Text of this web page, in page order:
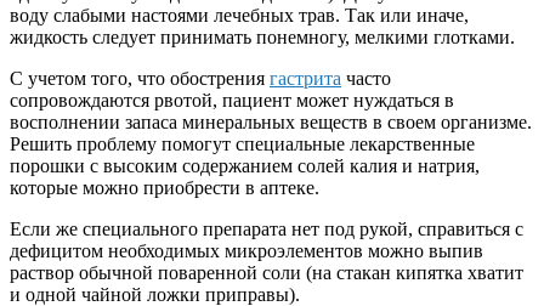
воду слабыми настоями лечебных трав. Так или иначе,
жидкость следует принимать понемногу, мелкими глотками.
С учетом того, что обострения гастрита часто
сопровождаются рвотой, пациент может нуждаться в
восполнении запаса минеральных веществ в своем организме.
Решить проблему помогут специальные лекарственные
порошки с высоким содержанием солей калия и натрия,
которые можно приобрести в аптеке.
Если же специального препарата нет под рукой, справиться с
дефицитом необходимых микроэлементов можно выпив
раствор обычной поваренной соли (на стакан кипятка хватит
и одной чайной ложки приправы).